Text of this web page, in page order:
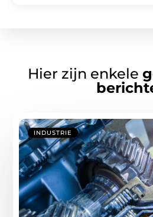
Hier zijn enkele
INDUSTRIE